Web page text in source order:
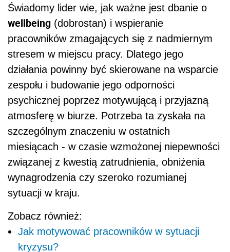
Świadomy lider wie, jak ważne jest dbanie o
wellbeing (dobrostan) i wspieranie
pracowników zmagających się z nadmiernym
stresem w miejscu pracy. Dlatego jego
działania powinny być skierowane na wsparcie
zespołu i budowanie jego odporności
psychicznej poprzez motywującą i przyjazną
atmosferę w biurze. Potrzeba ta zyskała na
szczególnym znaczeniu w ostatnich
miesiącach - w czasie wzmożonej niepewności
związanej z kwestią zatrudnienia, obniżenia
wynagrodzenia czy szeroko rozumianej
sytuacji w kraju.
Zobacz również:
Jak motywować pracowników w sytuacji
kryzysu?